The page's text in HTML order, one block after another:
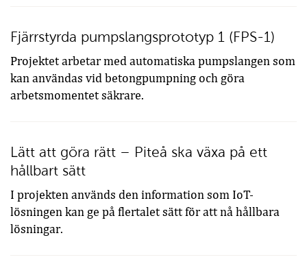
Fjärrstyrda pumpslangsprototyp 1 (FPS-1)
Projektet arbetar med automatiska pumpslangen som
kan användas vid betongpumpning och göra
arbetsmomentet säkrare.
Lätt att göra rätt – Piteå ska växa på ett
hållbart sätt
I projekten används den information som IoT-
lösningen kan ge på flertalet sätt för att nå hållbara
lösningar.